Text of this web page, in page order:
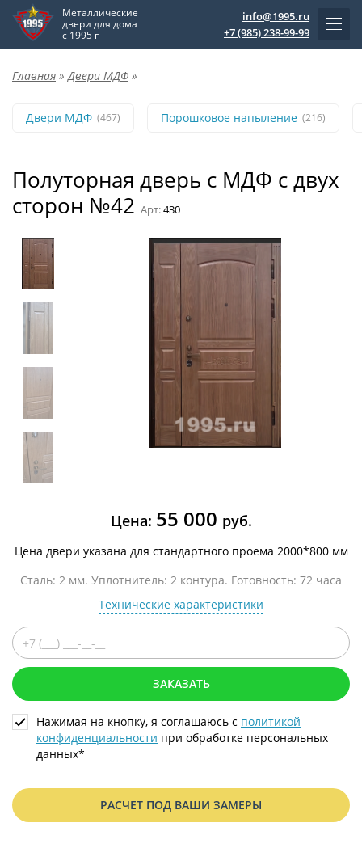
Металлические
двери для дома
с 1995 г
info@1995.ru
+7 (985) 238-99-99
Главная » Двери МДФ »
Двери МДФ (467) Порошковое напыление (216)
Полуторная дверь с МДФ с двух
сторон №42 Арт:430
Цена: 55 000 руб.
Цена двери указана для стандартного проема 2000*800 мм
Сталь: 2 мм. Уплотнитель: 2 контура. Готовность: 72 часа
Технические характеристики
ЗАКАЗАТЬ
Нажимая на кнопку, я соглашаюсь с политикой
конфиденциальности при обработке персональных
данных*
РАСЧЕТ ПОД ВАШИ ЗАМЕРЫ